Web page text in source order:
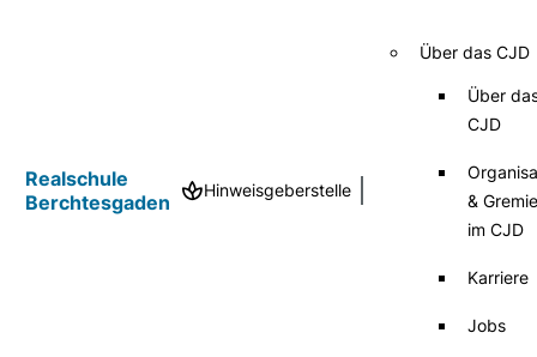
Realschule
Berchtesgaden
Hinweisgeberstelle
Über das CJD
Über
CJD
&
im CJD
Karriere
Jobs